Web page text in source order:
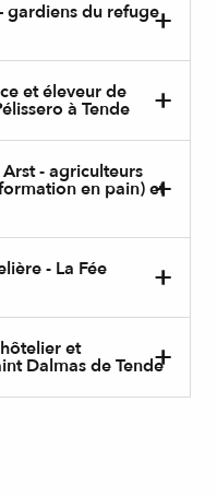
gardiens du refuge
et éleveur de
à Tende
- agriculteurs
en pain) et
- La Fée
et
Dalmas de Tende